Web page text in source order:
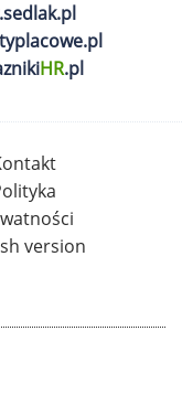
HR.pl
version